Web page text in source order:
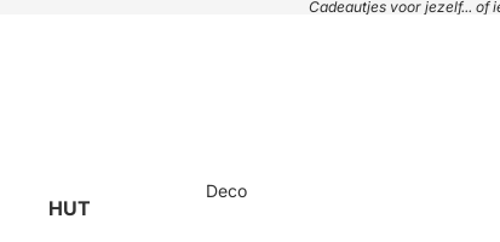
Cadeautjes voor jezelf... of
HUT
Deco